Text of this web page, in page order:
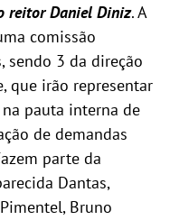
reitor Daniel Diniz. A
comissão
sendo 3 da direção
que irão representar
pauta interna de
de demandas
parte da
Dantas,
Bruno